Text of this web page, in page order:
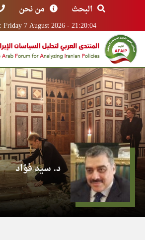
البحث من نحن
Friday 7 August 2026 - 21:20:04
د. سيد فؤاد